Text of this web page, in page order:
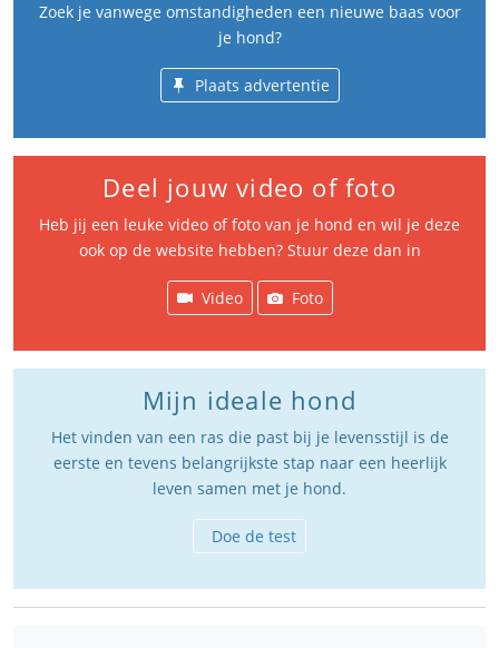
Zoek je vanwege omstandigheden een nieuwe baas voor
je hond?
Plaats advertentie
Deel jouw video of foto
Heb jij een leuke video of foto van je hond en wil je deze
ook op de website hebben? Stuur deze dan in
Video Foto
Mijn ideale hond
Het vinden van een ras die past bij je levensstijl is de
eerste en tevens belangrijkste stap naar een heerlijk
leven samen met je hond.
Doe de test